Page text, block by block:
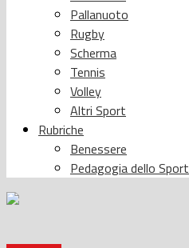
Pallanuoto
Rugby
Scherma
Tennis
Volley
Altri Sport
Rubriche
Benessere
Pedagogia dello Sport